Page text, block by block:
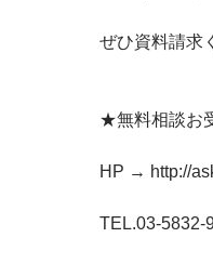
ぜひ資料請求
★無料相談お
HP → http://
TEL.03-5832-